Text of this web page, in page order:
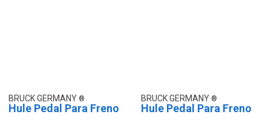
BRUCK GERMANY
Hule Pedal Para Freno
BRUCK GERMANY
Hule Pedal Para Freno